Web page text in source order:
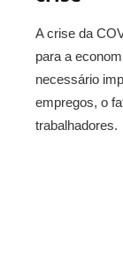
A crise da
para a
necessário
empregos, o
trabalhadores.